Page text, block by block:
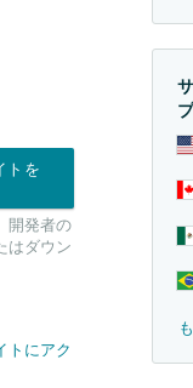
開発者の
はダウン
トにアク